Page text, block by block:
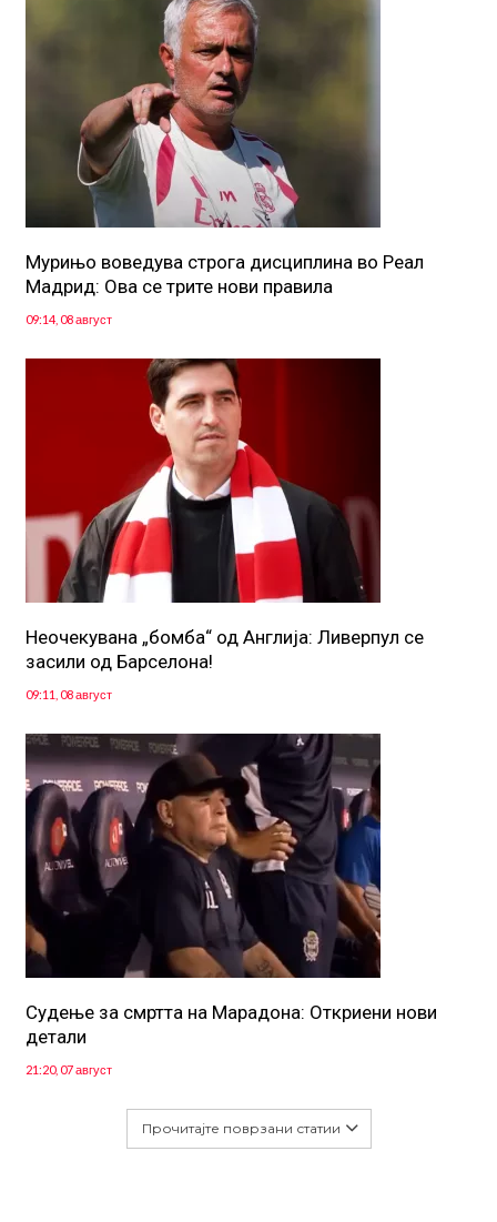
Мурињо воведува строга дисциплина во Реал
Мадрид: Ова се трите нови правила
09:14, 08 август
Неочекувана „бомба“ од Англија: Ливерпул се
засили од Барселона!
09:11, 08 август
Судење за смртта на Марадона: Откриени нови
детали
21:20, 07 август
Прочитајте поврзани статии